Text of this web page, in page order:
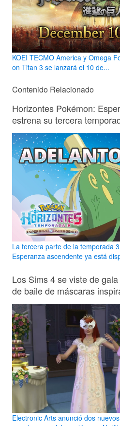
KOEI TECMO America y Omega
on Titan 3 se lanzará el 10 de...
Contenido Relacionado
Horizontes Pokémon:
estrena su tercera
La tercera parte de la temporada
Esperanza ascendente ya está
Los Sims 4 se viste de
de baile de máscaras
Electronic Arts anunció dos